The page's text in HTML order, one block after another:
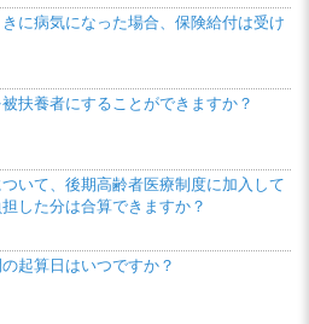
に病気になった場合、保険給付は受け
扶養者にすることができますか？
いて、後期高齢者医療制度に加入して
した分は合算できますか？
起算日はいつですか？